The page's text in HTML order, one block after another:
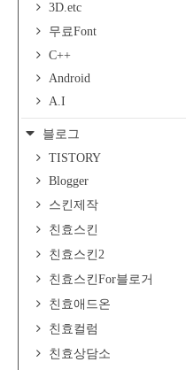
3D.etc
무료Font
C++
Android
A.I
블로그
TISTORY
Blogger
스킨제작
친효스킨
친효스킨2
친효스킨For블로거
친효애드온
친효컬럼
친효상담소